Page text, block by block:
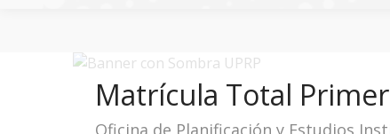
Matrícula Total